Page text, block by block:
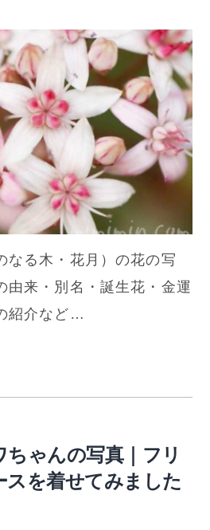
なる木・花月）の花の写
由来・別名・誕生花・金運
紹介など…
ゃんの写真｜フリ
スを着せてみました